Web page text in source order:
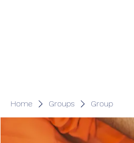
Home Groups Group